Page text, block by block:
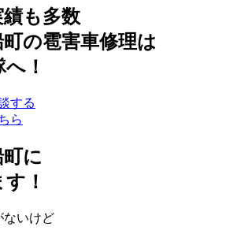
も多数
の雹害車修理は
！
する
ら
町に
！
ないけど